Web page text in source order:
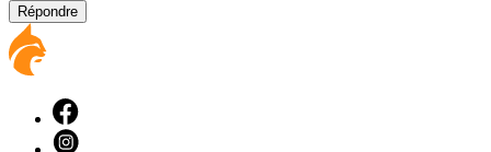
Répondre